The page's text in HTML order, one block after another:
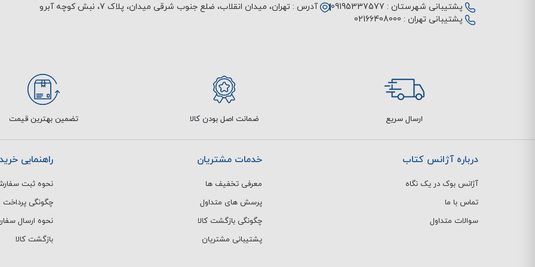
پشتیبانی شهرستان : 09195337577
پشتیبانی تهران : 02166408000
آدرس : تهران، میدان انقلاب، ضلع جنوب شرقی میدان، پلاک 7، نبش کوچه آبرو
ارسال سریع ضمانت اصل بودن کالا تضمین بهترین قیمت
درباره آژانس کتاب
آژانس بوک در یک نگاه
تماس با ما
سوالات متداول
خدمات مشتریان
معرفی تخفیف ها
پرسش های متداول
چگونگی بازگشت کالا
پشتیبانی مشتریان
راهنمایی
نحوه ثبت
چگونگی پرداخت
نحوه ارسال
بازگشت کالا